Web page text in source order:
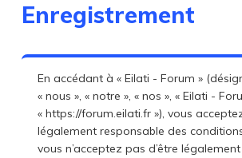
Enregistrement
En accédant à « Eilati - Forum »
« nous », « notre », « nos », « Eilati -
« https://forum.eilati.fr »), vous
légalement responsable des
vous n’acceptez pas d’être